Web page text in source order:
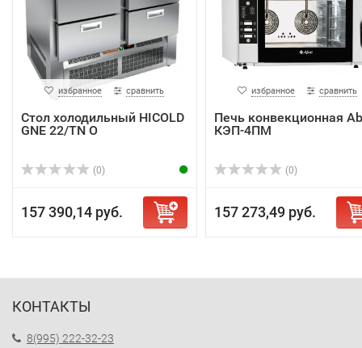
избранное сравнить
Стол холодильный HICOLD
GNE 22/TN O
(0)
157 390,14 руб.
избранное сравнить
Печь конвекционная
КЭП-4ПМ
(0)
157 273,49 руб.
КОНТАКТЫ
8(995) 222-32-23